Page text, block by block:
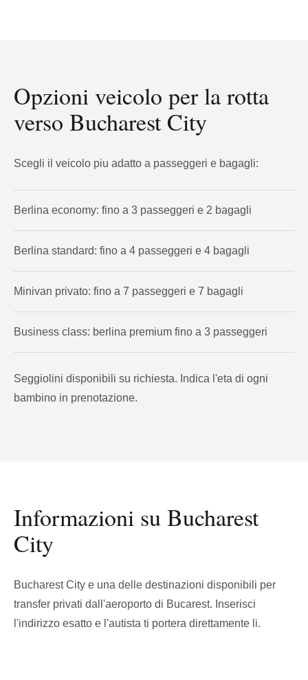
Opzioni veicolo per la rotta
verso Bucharest City
Scegli il veicolo piu adatto a passeggeri e bagagli:
Berlina economy: fino a 3 passeggeri e 2 bagagli
Berlina standard: fino a 4 passeggeri e 4 bagagli
Minivan privato: fino a 7 passeggeri e 7 bagagli
Business class: berlina premium fino a 3 passeggeri
Seggiolini disponibili su richiesta. Indica l'eta di ogni
bambino in prenotazione.
Informazioni su Bucharest
City
Bucharest City e una delle destinazioni disponibili per
transfer privati dall'aeroporto di Bucarest. Inserisci
l'indirizzo esatto e l'autista ti portera direttamente li.